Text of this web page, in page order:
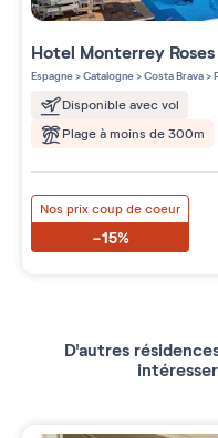
Hotel Monterrey Roses
Espagne>Catalogne>Costa Brava>
Disponible avec vol
Plage à moins de 300m
Nos prix coup de coeur
-15%
D'autres